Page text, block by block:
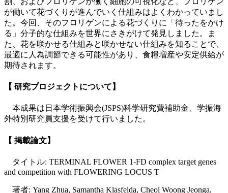
が働いて花づくりが進んでいく仕組みはよくわかっていまし
た。今回、そのフロリゲンによる花づくりに「待ったをかけ
る」分子的な仕組みを世界にさきがけて発見しました。ま
た、花を咲かせる仕組みと咲かせない仕組みを知ることで、
最適に人為調節できる可能性があり、食糧増産や安定供給が
期待されます。
【 研究プロジェクトについて】
本成果は日本学術振興会(JSPS)科学研究費補助金、学振海
外特別研究員支援を受けて行いました。
【 掲載論文】
タイトル: TERMINAL FLOWER 1-FD complex target genes
and competition with FLOWERING LOCUS T
著者: Yang Zhua, Samantha Klasfelda, Cheol Woong Jeonga,